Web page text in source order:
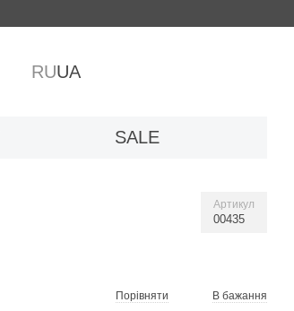
RUUA
SALE
Артикул
00435
Порівняти В бажання